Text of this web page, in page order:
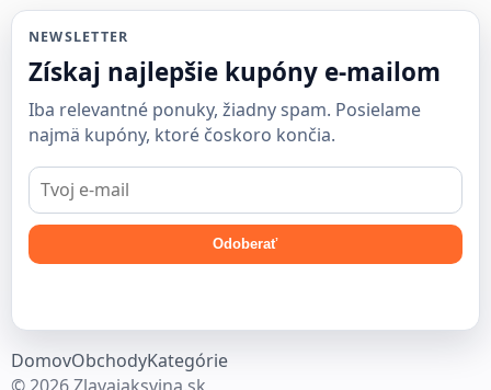
NEWSLETTER
Získaj najlepšie kupóny e-mailom
Iba relevantné ponuky, žiadny spam. Posielame
najmä kupóny, ktoré čoskoro končia.
E-
mail
Odoberať
DomovObchodyKategórie
© 2026 Zlavajaksvina.sk